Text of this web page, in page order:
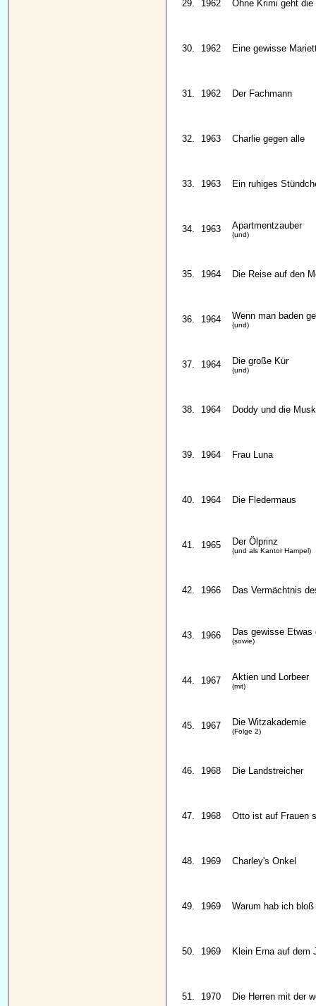
29. 1962 Ohne Krimi geht
30. 1962 Eine gewisse
31. 1962 Der Fachmann
32. 1963 Charlie gegen alle
33. 1963 Ein ruhiges
34. 1963 Apartmentzauber
(und)
35. 1964 Die Reise auf den
36. 1964 Wenn man baden
(und)
37. 1964 Die große Kür
(und)
38. 1964 Doddy und die
39. 1964 Frau Luna
40. 1964 Die Fledermaus
41. 1965 Der Ölprinz
(und als Kantor Hampel)
42. 1966 Das Vermächtnis
43. 1966 Das gewisse Etwas
(sowie)
44. 1967 Aktien und Lorbeer
(mit)
45. 1967 Die Witzakademie
(Folge 2)
46. 1968 Die Landstreicher
47. 1968 Otto ist auf Frauen
48. 1969 Charley's Onkel
49. 1969 Warum hab ich
50. 1969 Klein Erna auf dem
51. 1970 Die Herren mit der